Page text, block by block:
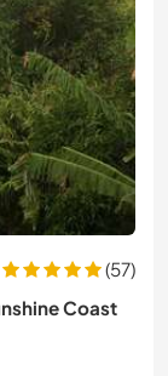
(57)
Coast